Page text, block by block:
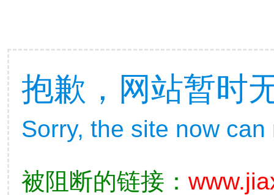
抱歉，网站暂时
Sorry, the site now
被阻断的链接：